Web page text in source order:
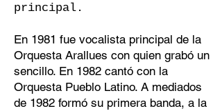
principal.
En 1981 fue vocalista principal de la
Orquesta Arallues con quien grabó un
sencillo. En 1982 cantó con la
Orquesta Pueblo Latino. A mediados
de 1982 formó su primera banda, a la